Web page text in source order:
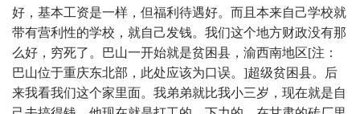
好，基本工资是一样，但福利待遇好。而且本来自己学校就
带有营利性的学校，就自己发钱。我们这个地方财政没有那
么好，穷死了。巴山一开始就是贫困县，渝西南地区[注：
巴山位于重庆东北部，此处应该为口误。]超级贫困县。后
来我看我们这个家里面。我弟弟就比我小三岁，现在就是自